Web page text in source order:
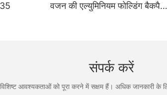
वजन की एल्युमिनियम फोल्डिंग बैकपैक
संपर्क करें
आवश्यकताओं को पूरा करने में सक्षम हैं। अधिक जानकारी के